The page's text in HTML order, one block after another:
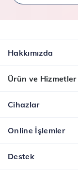
Hakkımızda
Ürün ve Hizmetler
Cihazlar
Online İşlemler
Destek